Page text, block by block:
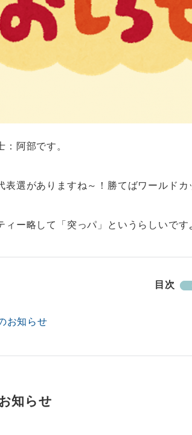
阿部です。
表選がありますね～！勝てばワールド
ィー略して「突っパ」というらしいです
目次
お知らせ
知らせ